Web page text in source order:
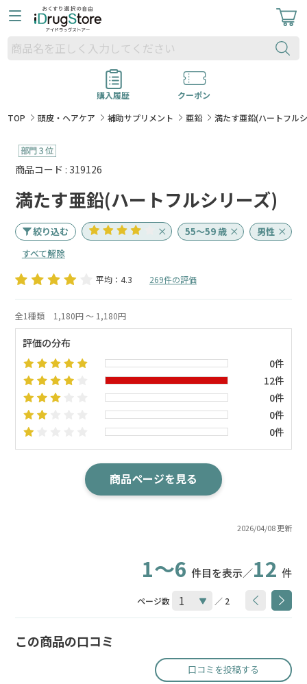
購入履歴
クーポン
TOP
頭皮・ヘアケア 補助サプリメント 亜鉛 満たす亜鉛(ハートフル
商品コード : 319126
満たす亜鉛(ハートフルシリーズ)
絞り込む 55～59 歳
男性
すべて解除
平均：4.3 269件の評価
2026/04/08 更新
全1種類 1,180円 ～ 1,180円
評価の分布
0件
12件
0件
0件
0件
商品ページを見る
1～6 件目を表示／12 件
ページ数 ／ 2
この商品の口コミ
口コミを投稿する